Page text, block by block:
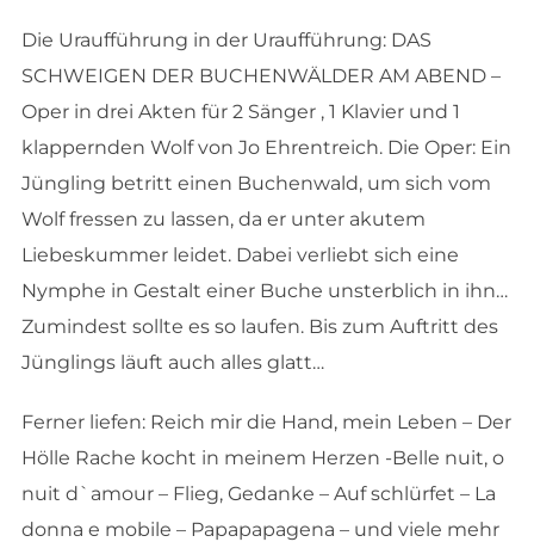
Die Uraufführung in der Uraufführung: DAS
SCHWEIGEN DER BUCHENWÄLDER AM ABEND –
Oper in drei Akten für 2 Sänger , 1 Klavier und 1
klappernden Wolf von Jo Ehrentreich. Die Oper: Ein
Jüngling betritt einen Buchenwald, um sich vom
Wolf fressen zu lassen, da er unter akutem
Liebeskummer leidet. Dabei verliebt sich eine
Nymphe in Gestalt einer Buche unsterblich in ihn…
Zumindest sollte es so laufen. Bis zum Auftritt des
Jünglings läuft auch alles glatt…
Ferner liefen: Reich mir die Hand, mein Leben – Der
Hölle Rache kocht in meinem Herzen -Belle nuit, o
nuit d`amour – Flieg, Gedanke – Auf schlürfet – La
donna e mobile – Papapapagena – und viele mehr